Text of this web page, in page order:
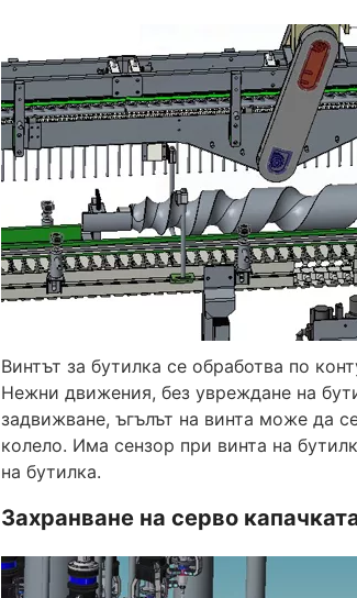
Винтът за бутилка се обработва по
Нежни движения, без увреждане на
задвижване, ъгълът на винта може да
колело. Има сензор при винта на
на бутилка.
Захранване на серво